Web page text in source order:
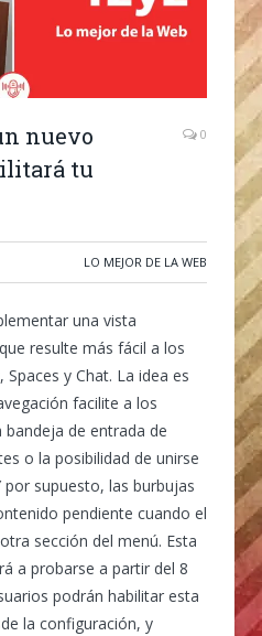
nuevo
tu
0
LO MEJOR DE LA WEB
una vista
resulte más fácil a los
y Chat. La idea es
facilite a los
de entrada de
o la posibilidad de unirse
supuesto, las burbujas
pendiente cuando el
sección del menú. Esta
a probarse a partir del 8
podrán habilitar esta
la configuración, y